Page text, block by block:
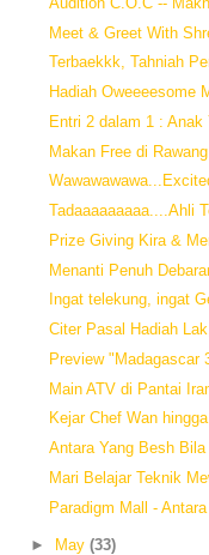
Meet & Greet With
Terbaekkk, Tahniah
Hadiah Oweeeesome
Entri 2 dalam 1 : Anak
Makan Free di
Tadaaaaaaaaa....Ahli
Prize Giving Kira &
Menanti Penuh
Ingat telekung, ingat
Citer Pasal Hadiah
Preview "Madagascar
Main ATV di Pantai
Kejar Chef Wan
Antara Yang Besh
Mari Belajar Teknik
Paradigm Mall -
► May (33)